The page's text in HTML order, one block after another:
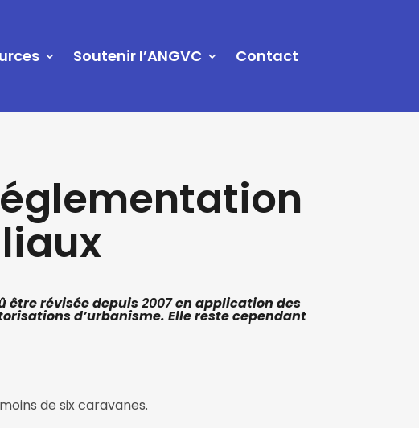
Soutenir l’ANGVC Contact
être révisée depuis2007en application des
d’urbanisme. Elle reste cependant
de six caravanes.